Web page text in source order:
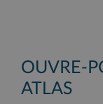
OUVRE-
ATLAS